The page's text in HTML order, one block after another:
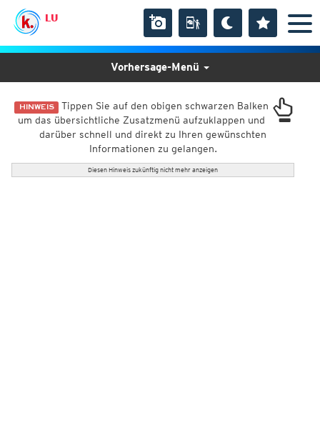
LU
HINWEIS Tippen Sie auf den obigen schwarzen Balken
um das übersichtliche Zusatzmenü aufzuklappen und
darüber schnell und direkt zu Ihren gewünschten
Informationen zu gelangen.
Diesen Hinweis zukünftig nicht mehr anzeigen
Vorhersage-Menü